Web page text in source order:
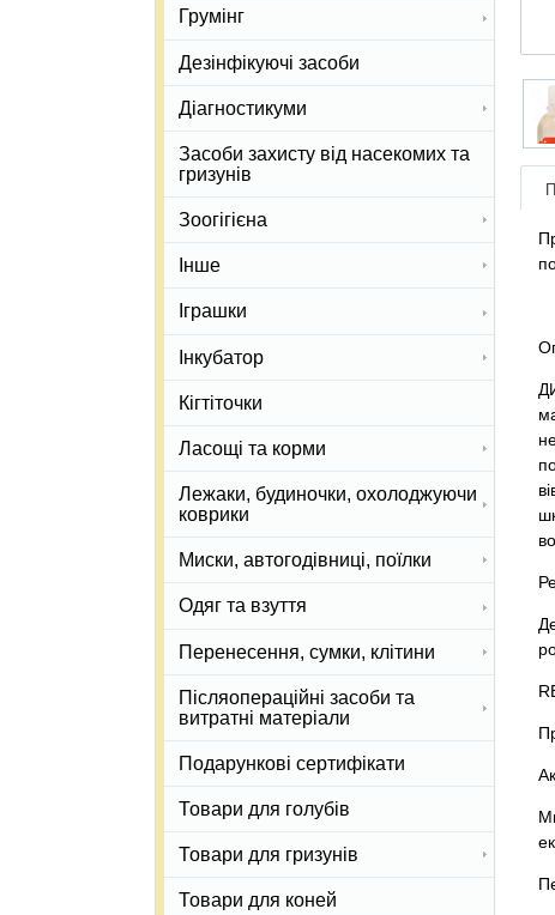
Грумінг
Дезінфікуючі засоби
Діагностикуми
Засоби захисту від насекомих та
гризунів
Зоогігієна
Інше
Іграшки
Інкубатор
Кігтіточки
Ласощі та корми
Лежаки, будиночки, охолоджуючи
коврики
Миски, автогодівниці, поїлки
Одяг та взуття
Перенесення, сумки, клітини
Післяопераційні засоби та
витратні матеріали
Подарункові сертифікати
Товари для голубів
Товари для гризунів
Товари для коней